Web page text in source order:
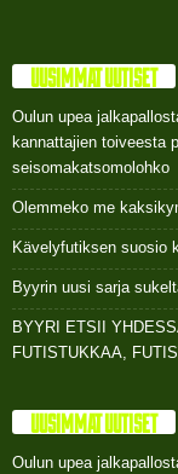
UUSIMMAT UUTISET
Oulun upea
kannattajien toiveesta
seisomakatsomolohko
Olemmeko me
Kävelyfutiksen suosio
Byyrin uusi sarja
BYYRI ETSII
FUTISTUKKAA,
UUSIMMAT UUTISET
Oulun upea